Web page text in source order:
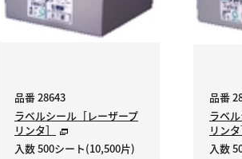
品番 28643
ラベルシール［レーザープ
リンタ］
入数 500シート(10,500片)
品番
ラベ
リンタ
入数